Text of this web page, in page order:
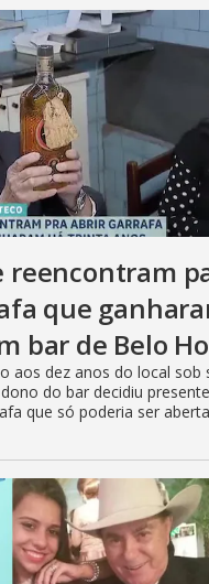
reencontram
que
bar de Belo
aos dez anos do local sob
do bar decidiu
que só poderia ser